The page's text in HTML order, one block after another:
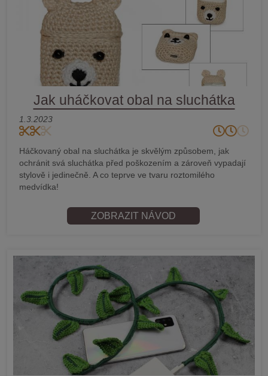
Jak uháčkovat obal na sluchátka
1.3.2023
Háčkovaný obal na sluchátka je skvělým způsobem, jak
ochránit svá sluchátka před poškozením a zároveň vypadají
stylově i jedinečně. A co teprve ve tvaru roztomilého
medvídka!
ZOBRAZIT NÁVOD